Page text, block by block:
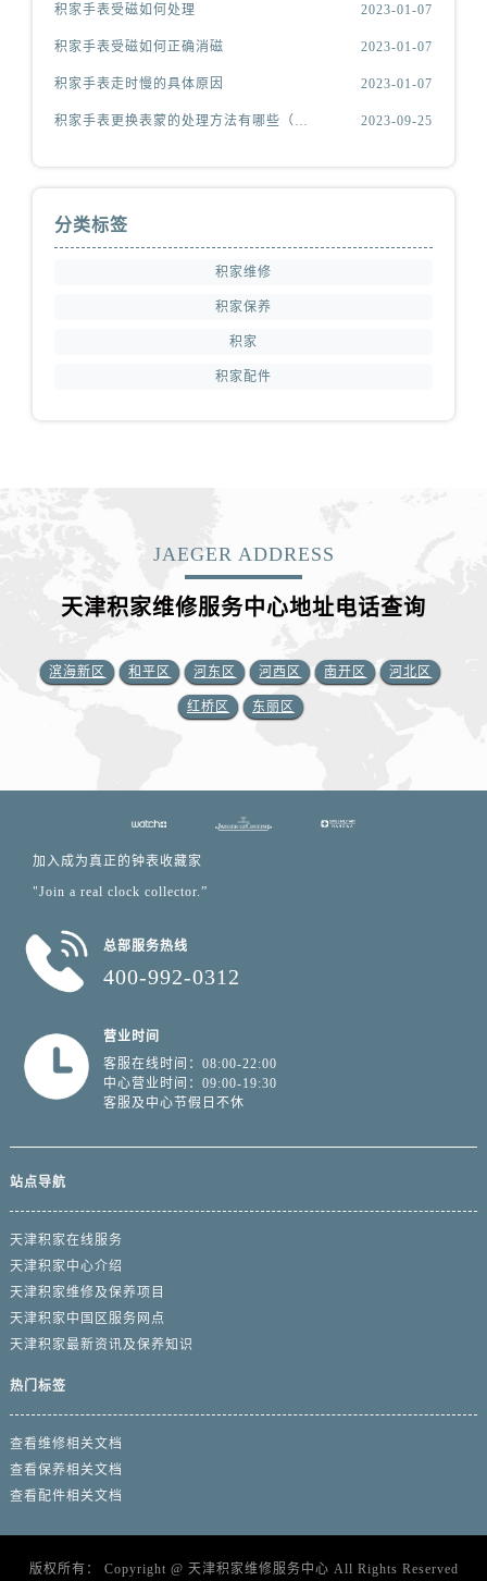
积家手表受磁如何处理 2023-01-07
积家手表受磁如何正确消磁 2023-01-07
积家手表走时慢的具体原因 2023-01-07
积家手表更换表蒙的处理方法有哪些（积家更换表蒙处理方法是什么） 2023-09-25
分类标签
积家维修
积家保养
积家
积家配件
JAEGER ADDRESS
天津积家维修服务中心地址电话查询
滨海新区 和平区 河东区 河西区 南开区 河北区
红桥区 东丽区
加入成为真正的钟表收藏家
"Join a real clock collector.”
总部服务热线
400-992-0312
营业时间
客服在线时间：08:00-22:00
中心营业时间：09:00-19:30
客服及中心节假日不休
站点导航
天津积家在线服务
天津积家中心介绍
天津积家维修及保养项目
天津积家中国区服务网点
天津积家最新资讯及保养知识
热门标签
查看维修相关文档
查看保养相关文档
查看配件相关文档
版权所有： Copyright @ 天津积家维修服务中心 All Rights Reserved